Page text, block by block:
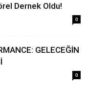
Dernek Oldu!
0
GELECEĞİN
0